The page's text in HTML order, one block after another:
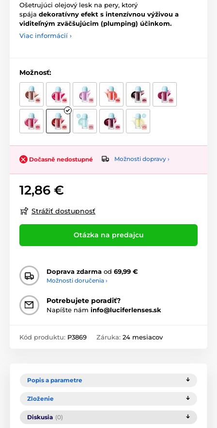
Ošetrujúci olejový lesk na pery, ktorý
spája dekoratívny efekt s intenzívnou výživou a
viditeľným zväčšujúcim (plumping) účinkom.
Viac informácií ›
Možnosť:
Dočasně nedostupné Možnosti dopravy ›
12,86 €
Strážiť dostupnosť
Otázka na predajcu
Doprava zdarma od 69,99 €
Možnosti doručenia ›
Potrebujete poradiť?
Napíšte nám info@luciferlenses.sk
Kód produktu: P3869 Záruka: 24 mesiacov
Popis a parametre
Zloženie
Diskusia (0)